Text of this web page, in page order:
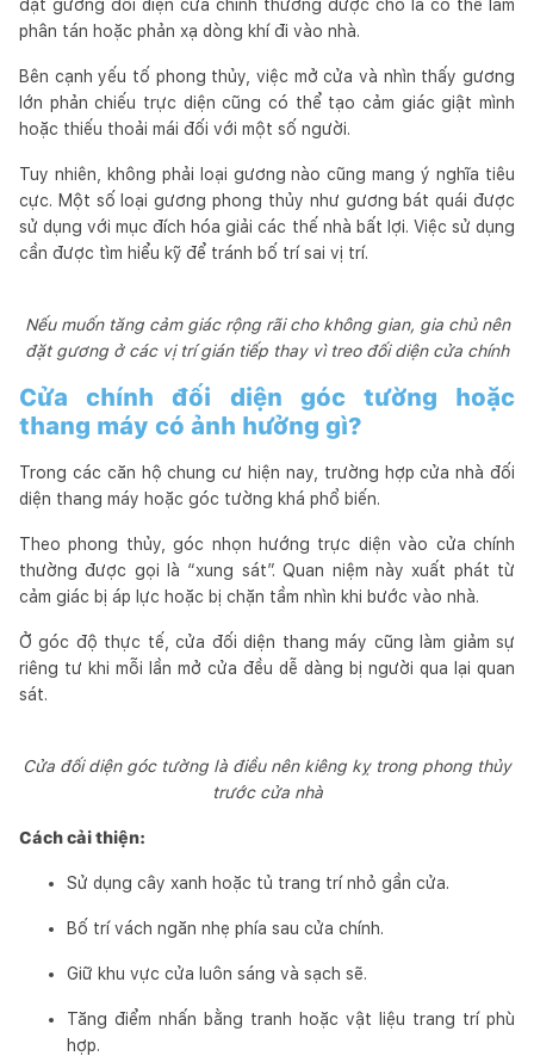
đặt gương đối diện cửa chính thường được cho là có thể làm
phân tán hoặc phản xạ dòng khí đi vào nhà.
Bên cạnh yếu tố phong thủy, việc mở cửa và nhìn thấy gương
lớn phản chiếu trực diện cũng có thể tạo cảm giác giật mình
hoặc thiếu thoải mái đối với một số người.
Tuy nhiên, không phải loại gương nào cũng mang ý nghĩa tiêu
cực. Một số loại gương phong thủy như gương bát quái được
sử dụng với mục đích hóa giải các thế nhà bất lợi. Việc sử dụng
cần được tìm hiểu kỹ để tránh bố trí sai vị trí.
Nếu muốn tăng cảm giác rộng rãi cho không gian, gia chủ nên
đặt gương ở các vị trí gián tiếp thay vì treo đối diện cửa chính
Cửa chính đối diện góc tường hoặc
thang máy có ảnh hưởng gì?
Trong các căn hộ chung cư hiện nay, trường hợp cửa nhà đối
diện thang máy hoặc góc tường khá phổ biến.
Theo phong thủy, góc nhọn hướng trực diện vào cửa chính
thường được gọi là “xung sát”. Quan niệm này xuất phát từ
cảm giác bị áp lực hoặc bị chặn tầm nhìn khi bước vào nhà.
Ở góc độ thực tế, cửa đối diện thang máy cũng làm giảm sự
riêng tư khi mỗi lần mở cửa đều dễ dàng bị người qua lại quan
sát.
Cửa đối diện góc tường là điều nên kiêng kỵ trong phong thủy
trước cửa nhà
Cách cải thiện:
Sử dụng cây xanh hoặc tủ trang trí nhỏ gần cửa.
Bố trí vách ngăn nhẹ phía sau cửa chính.
Giữ khu vực cửa luôn sáng và sạch sẽ.
Tăng điểm nhấn bằng tranh hoặc vật liệu trang trí phù
hợp.